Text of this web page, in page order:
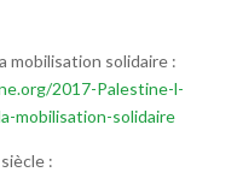
mobilisation solidaire :
2017-Palestine-l-
mobilisation-solidaire
: